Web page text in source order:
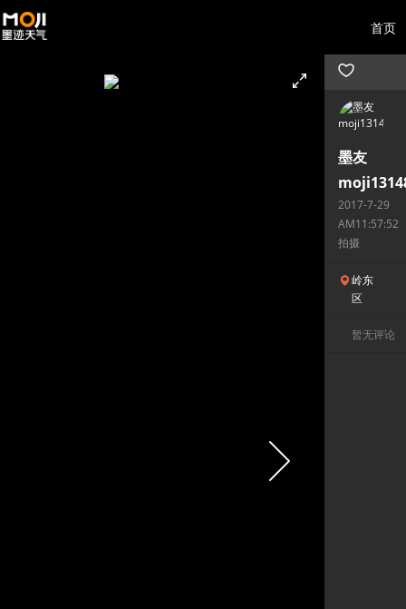
首页
墨友
2017-7-29
AM11:57:52
拍摄
岭东
区
暂无评论